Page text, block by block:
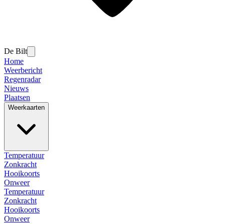
De Bilt
Home
Weerbericht
Regenradar
Nieuws
Plaatsen
Weerkaarten
Temperatuur
Zonkracht
Hooikoorts
Onweer
Temperatuur
Zonkracht
Hooikoorts
Onweer